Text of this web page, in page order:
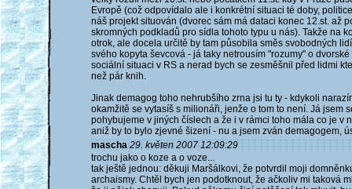
Evropě (což odpovídalo ale i konkrétní situaci té doby,
náš projekt situován (dvorec sám má dataci konec 12.st. až
skromných podkladů pro sídla tohoto typu u nás). Takže na
otrok, ale docela určitě by tam působila směs svobodných
svého kopyta ševcová - já taky netrousím "rozumy" o
sociální situaci v RS a nerad bych se zesměšnil před lidmi
než pár knih.
Jinak demagog toho nehrubšího zrna jsi tu ty - kdykoli
okamžitě se vytasíš s milionáři, jenže o tom to není. Já jsem
pohybujeme v jiných číslech a že i v rámci toho mála co je v
aniž by to bylo zjevné šizení - nu a jsem zván demagogem,
mascha 29. květen 2007 12:09:29
trochu jako o koze a o voze...
tak ještě jednou: děkuji Maršálkovi, že potvrdil moji
archaismy. Chtěl bych jen podotknout, že ačkoliv mi taková